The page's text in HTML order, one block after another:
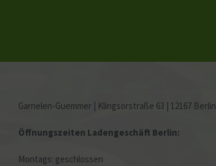
Garnelen-Guemmer | Klingsorstraße 63 | 12167 Berlin
Öffnungszeiten Ladengeschäft Berlin:
Montags: geschlossen